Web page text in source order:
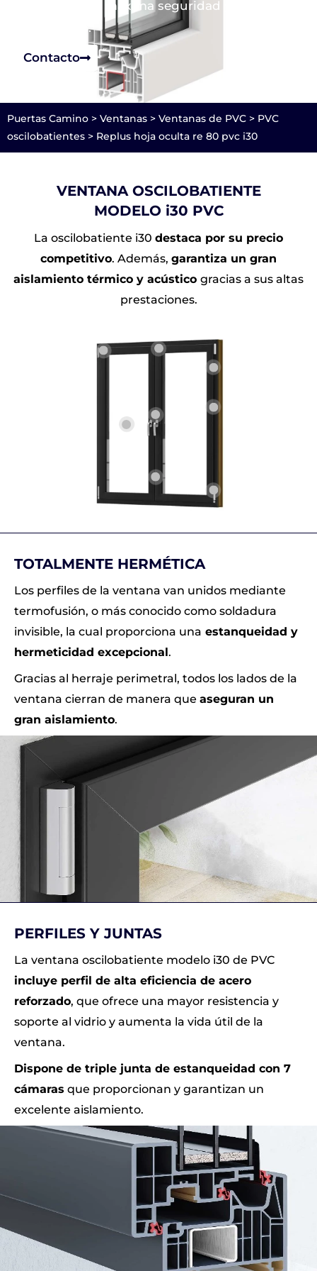
renunciar a la máxima seguridad y
aislamiento.
Contacto
Puertas Camino > Ventanas > Ventanas de PVC > PVC
oscilobatientes > Replus hoja oculta re 80 pvc i30
VENTANA OSCILOBATIENTE
MODELO i30 PVC
La oscilobatiente i30 destaca por su precio
competitivo. Además, garantiza un gran
aislamiento térmico y acústico gracias a sus altas
prestaciones.
TOTALMENTE HERMÉTICA
Los perfiles de la ventana van unidos mediante
termofusión, o más conocido como soldadura
invisible, la cual proporciona una estanqueidad y
hermeticidad excepcional.
Gracias al herraje perimetral, todos los lados de la
ventana cierran de manera que aseguran un
gran aislamiento.
PERFILES Y JUNTAS
La ventana oscilobatiente modelo i30 de PVC
incluye perfil de alta eficiencia de acero
reforzado, que ofrece una mayor resistencia y
soporte al vidrio y aumenta la vida útil de la
ventana.
Dispone de triple junta de estanqueidad con 7
cámaras que proporcionan y garantizan un
excelente aislamiento.